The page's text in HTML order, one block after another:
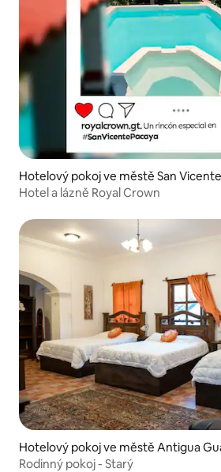
Hotelový pokoj ve městě San
Hotel a lázně Royal Crown
Hotelový pokoj ve městě Antigua
Rodinný pokoj - Starý